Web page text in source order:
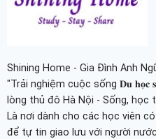
Shining Home - Gia Đình Anh
"Trải nghiệm cuộc sống 𝐃𝐮 𝐡𝐨̣𝐜
lòng thủ đô Hà Nội - Sống, học
Là nơi dành cho các học viên
để tự tin giao lưu với người